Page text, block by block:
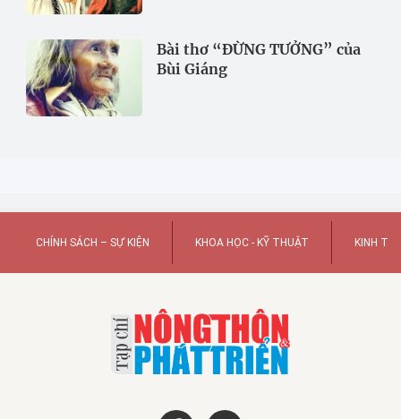
Bài thơ “ĐỪNG TƯỞNG” của
Bùi Giáng
CHÍNH SÁCH – SỰ KIỆN KHOA HỌC - KỸ THUẬT KINH TẾ